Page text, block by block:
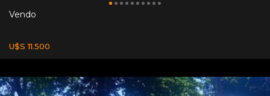
Vendo
U$S 11.500